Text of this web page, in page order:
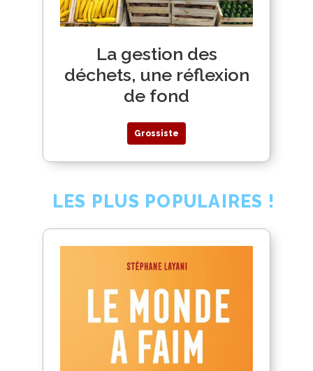
La gestion des
déchets, une réflexion
de fond
Grossiste
LES PLUS POPULAIRES !